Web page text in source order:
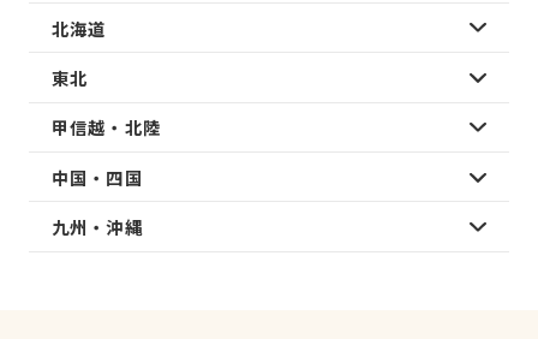
北海道
東北
甲信越・北陸
中国・四国
九州・沖縄